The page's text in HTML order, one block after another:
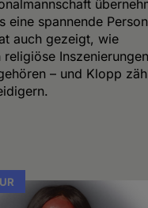
eine spannende
auch gezeigt, wie
– und Klopp